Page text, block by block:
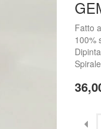
Fatto
100%